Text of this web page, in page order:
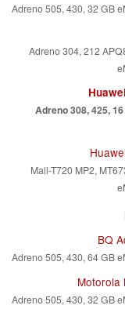
Adreno 505, 430, 32 GB
Adreno 304, 212
Adreno 308, 425,
Mali-T720 MP2,
BQ
Adreno 505, 430, 64 GB
Motorola
Adreno 505, 430, 32 GB